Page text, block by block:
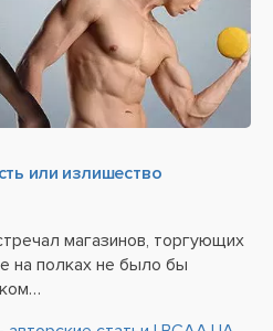
или излишество
магазинов, торгующих
на полках не было бы